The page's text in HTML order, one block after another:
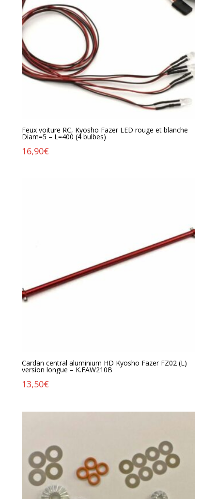
Feux voiture RC, Kyosho Fazer LED rouge et blanche
Diam=5 – L=400 (4 bulbes)
16,90€
Cardan central aluminium HD Kyosho Fazer FZ02 (L)
version longue – K.FAW210B
13,50€